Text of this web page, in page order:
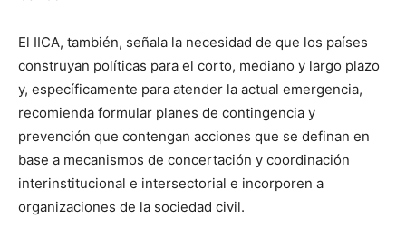
El IICA, también, señala la necesidad de que los países
construyan políticas para el corto, mediano y largo plazo
y, específicamente para atender la actual emergencia,
recomienda formular planes de contingencia y
prevención que contengan acciones que se definan en
base a mecanismos de concertación y coordinación
interinstitucional e intersectorial e incorporen a
organizaciones de la sociedad civil.